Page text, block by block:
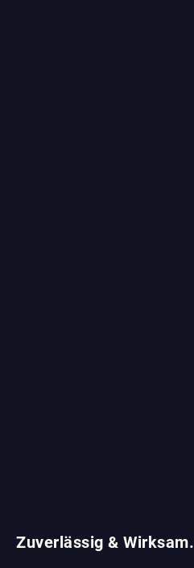
Zuverlässig & Wirksam.